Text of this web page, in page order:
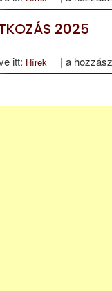
ügyeleti
rend
2025
itt: Hírek |
2025
a